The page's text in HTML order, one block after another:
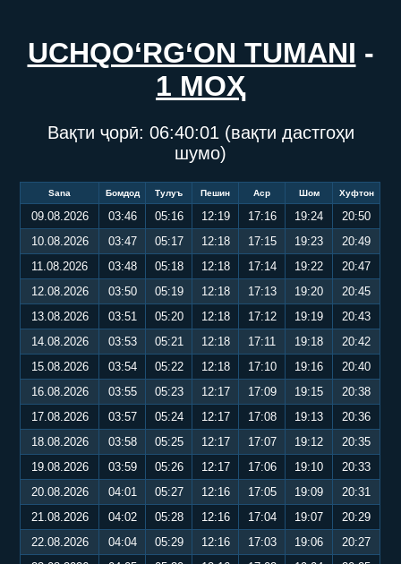
UCHQO‘RG‘ON TUMANI -
1 МОҲ
Вақти ҷорӣ: 06:40:01 (вақти дастгоҳи
шумо)
Sana Бомдод Тулуъ Пешин Аср Шом Хуфтон
09.08.2026 03:46 05:16 12:19 17:16 19:24
20:50
10.08.2026
03:47 05:17 12:18 17:15 19:23
20:49
11.08.2026
03:48 05:18 12:18 17:14 19:22
20:47
12.08.2026
03:50 05:19 12:18 17:13 19:20
20:45
13.08.2026
03:51 05:20 12:18 17:12 19:19
20:43
14.08.2026
03:53 05:21 12:18 17:11 19:18
20:42
15.08.2026
03:54 05:22 12:18 17:10 19:16
20:40
16.08.2026
03:55 05:23 12:17 17:09 19:15
20:38
17.08.2026
03:57 05:24 12:17 17:08 19:13
20:36
18.08.2026
03:58 05:25 12:17 17:07 19:12
20:35
19.08.2026
03:59 05:26 12:17 17:06 19:10
20:33
20.08.2026
04:01 05:27 12:16 17:05 19:09
20:31
21.08.2026
04:02 05:28 12:16 17:04 19:07
20:29
22.08.2026
04:04 05:29 12:16 17:03 19:06
20:27